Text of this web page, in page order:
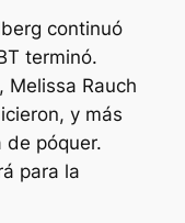
continuó
terminó.
Melissa Rauch
y más
de póquer.
para la